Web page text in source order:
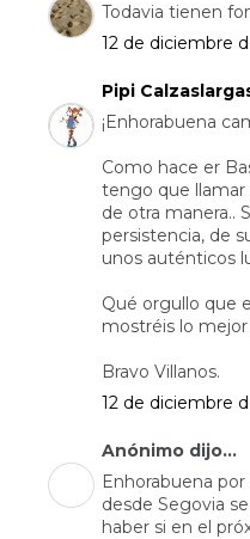
Todavia tienen
12 de diciembre
Pipi
¡Enhorabuena
Como hace er
tengo que llamar
de otra manera..
persistencia, de
unos auténticos
Qué orgullo que
mostréis lo
Bravo Villanos.
12 de diciembre
Anónimo dijo...
Enhorabuena por
desde Segovia
haber si en el